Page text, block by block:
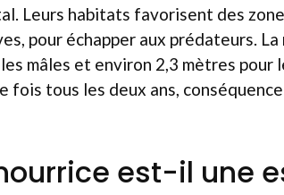
Leurs habitats favorisent des
pour échapper aux prédateurs.
mâles et environ 2,3 mètres pour
fois tous les deux ans,
est-il une